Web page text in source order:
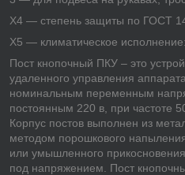
Х4 — степень защиты по ГОСТ
Х5 — климатическое
Пост кнопочный ПКУ – это
удаленного управления
номинальным переменным
постоянным 220 в, при частоте
Корпус постов выполнен из
методом порошкового
или умышленного
под напряжением. Пост